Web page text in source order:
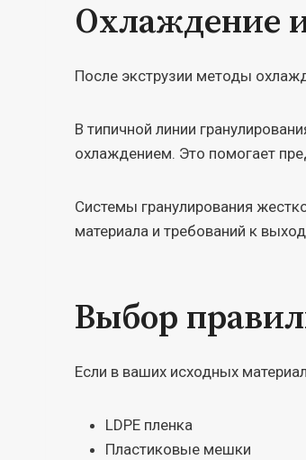
Охлаждение
После экструзии методы
В типичной линии
охлаждением. Это помогает
Системы гранулирования
материала и требований к
Выбор
Если в ваших исходных
LDPE пленка
Пластиковые мешки